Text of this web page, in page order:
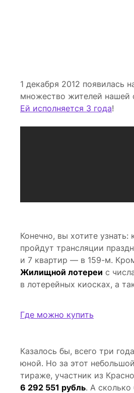
1 декабря 2012 появилась
множество жителей нашей
Ей исполняется 3 года!
Конечно, вы хотите
пройдут трансляции
и 7 квартир — в 159-м.
Жилищной лотереи с
в лотерейных киосках, а
Где можно купить
Казалось бы, всего три
юной. Но за этот
тираже, участник из
6 292 551 рубль. А